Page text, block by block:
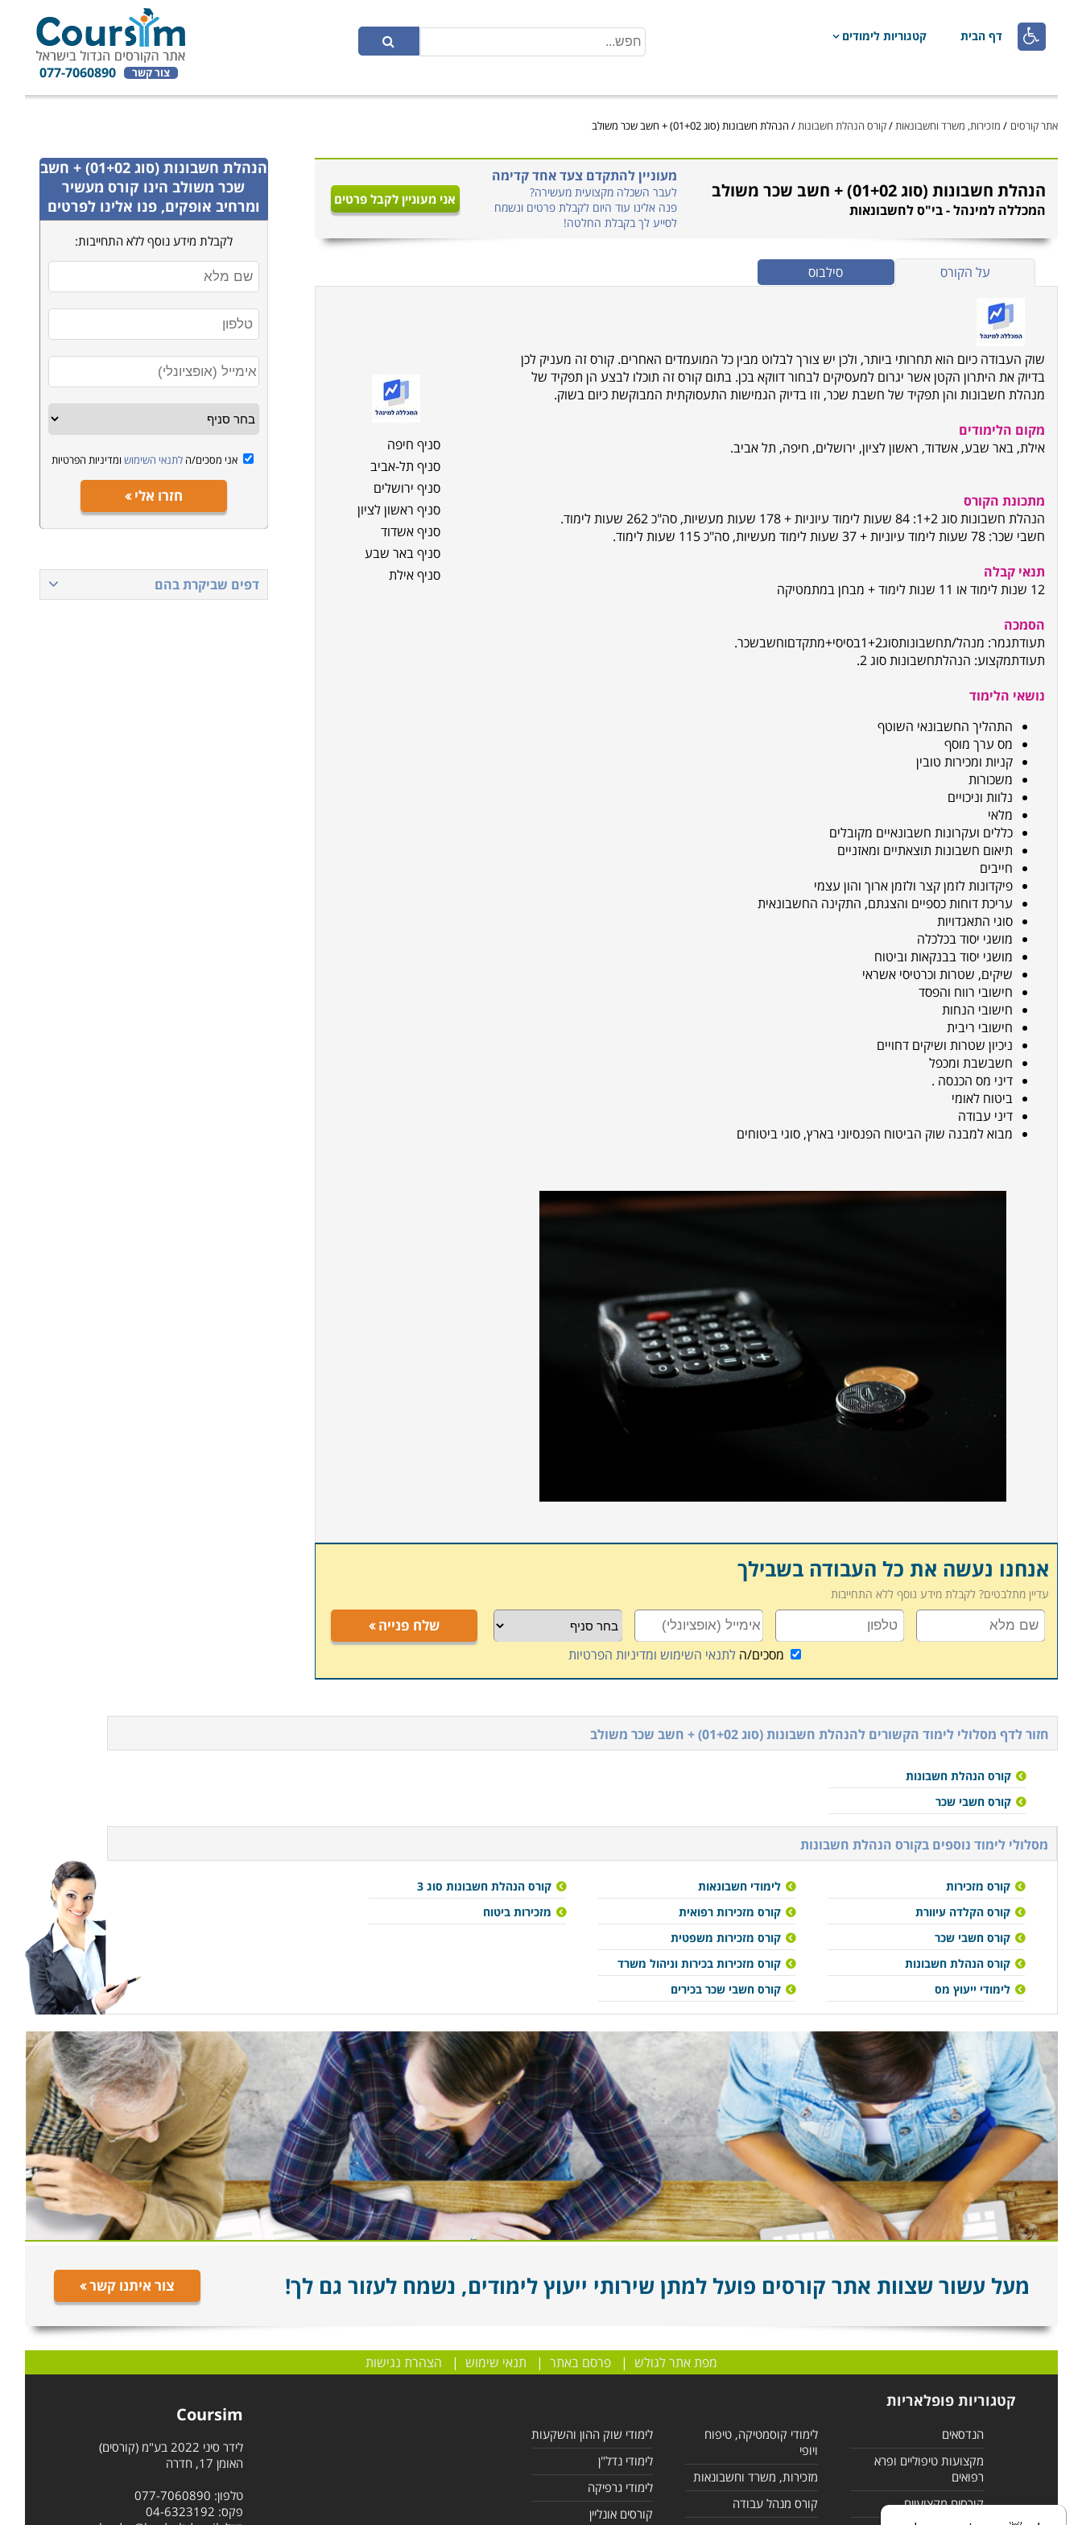
 דף הבית קטגוריות לימודים
צור קשר 077-7060890
אתר קורסים / מזכירות, משרד וחשבונאות/קורס הנהלת חשבונות/ הנהלת חשבונות (סוג 01+02) + חשב שכר משולב
הנהלת חשבונות (סוג 01+02) + חשב שכר משולב
המכללה למינהל - בי"ס לחשבונאות
מעוניין להתקדם צעד אחד קדימה
לעבר השכלה מקצועית מעשירה?
פנה אלינו עוד היום לקבלת פרטים ונשמח
לסייע לך בקבלת החלטה!
אני מעוניין לקבל פרטים
על הקורס סילבוס
שוק העבודה כיום הוא תחרותי ביותר, ולכן יש צורך לבלוט מבין כל המועמדים האחרים. קורס זה מעניק לכן
בדיוק את היתרון הקטן אשר יגרום למעסיקים לבחור דווקא בכן. בתום קורס זה תוכלו לבצע הן תפקיד של
מנהלת חשבונות והן תפקיד של חשבת שכר, וזו בדיוק הגמישות התעסוקתית המבוקשת כיום בשוק.
מקום הלימודים
אילת, באר שבע, אשדוד, ראשון לציון, ירושלים, חיפה, תל אביב.
מתכונת הקורס
הנהלת חשבונות סוג 1+2: 84 שעות לימוד עיוניות + 178 שעות מעשיות, סה"כ 262 שעות לימוד.
חשבי שכר: 78 שעות לימוד עיוניות + 37 שעות לימוד מעשיות, סה"כ 115 שעות לימוד.
תנאי קבלה
12 שנות לימוד או 11 שנות לימוד + מבחן במתמטיקה
הסמכה
תעודתגמר: מנהל/תחשבונותסוג1+2בסיסי+מתקדםוחשבשכר.
תעודתמקצוע: הנהלתחשבונות סוג 2.
נושאי הלימוד
התהליך החשבונאי השוטף
מס ערך מוסף
קניות ומכירות טובין
משכורות
נלוות וניכויים
מלאי
כללים ועקרונות חשבונאיים מקובלים
תיאום חשבונות תוצאתיים ומאזניים
חייבים
פיקדונות לזמן קצר ולזמן ארוך והון עצמי
עריכת דוחות כספיים והצגתם, התקינה החשבונאית
סוגי התאגדויות
מושגי יסוד בכלכלה
מושגי יסוד בבנקאות וביטוח
שיקים, שטרות וכרטיסי אשראי
חישובי רווח והפסד
חישובי הנחות
חישובי ריבית
ניכיון שטרות ושיקים דחויים
חשבשבת ומכפל
דיני מס הכנסה .
ביטוח לאומי
דיני עבודה
מבוא למבנה שוק הביטוח הפנסיוני בארץ, סוגי ביטוחים
סניף חיפה
סניף תל-אביב
סניף ירושלים
סניף ראשון לציון
סניף אשדוד
סניף באר שבע
סניף אילת
אנחנו נעשה את כל העבודה בשבילך
עדיין מתלבטים? לקבלת מידע נוסף ללא התחייבות
שלח פנייה
מסכים/ה לתנאי השימוש ומדיניות הפרטיות
הנהלת חשבונות (סוג 01+02) + חשב
שכר משולב הינו קורס מעשיר
ומרחיב אופקים, פנו אלינו לפרטים
לקבלת מידע נוסף ללא התחייבות:
אני מסכים/הלתנאי השימוש ומדיניות הפרטיות
חזרו אלי
דפים שביקרת בהם
חזור לדף מסלולי לימוד הקשורים להנהלת חשבונות (סוג 01+02) + חשב שכר משולב
קורס הנהלת חשבונות
קורס חשבי שכר
מסלולי לימוד נוספים בקורס הנהלת חשבונות
קורס מזכירות
קורס הקלדה עיוורת
קורס חשבי שכר
קורס הנהלת חשבונות
לימודי ייעוץ מס
לימודי חשבונאות
קורס מזכירות רפואית
קורס מזכירות משפטית
קורס מזכירות בכירות וניהול משרד
קורס חשבי שכר בכירים
קורס הנהלת חשבונות סוג 3
מזכירות ביטוח
מעל עשור שצוות אתר קורסים פועל למתן שירותי ייעוץ לימודים, נשמח לעזור גם לך! צור איתנו קשר
מפת אתר לגולש |פרסם באתר | תנאי שימוש | הצהרת נגישות
קטגוריות פופלאריות
הנדסאים
מקצועות טיפוליים ופרא
רפואים
קורסים מקצועיים
לימודי קוסמטיקה, טיפוח
ויופי
מזכירות, משרד וחשבונאות
קורס מנהל עבודה
לימודי שוק ההון והשקעות
לימודי נדל"ן
לימודי גרפיקה
קורסים אונליין
Coursim
לידר סיני 2022 בע"מ (קורסים)
האומן 17, חדרה
טלפון: 077-7060890
פקס: 04-6323192